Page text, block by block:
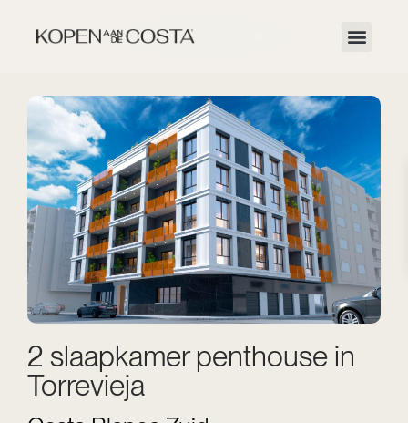
2 slaapkamer penthouse in
Torrevieja